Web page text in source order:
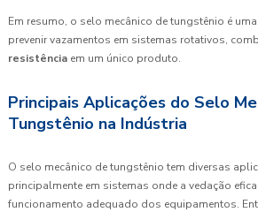
Em resumo, o selo mecânico de tungstênio é
prevenir vazamentos em sistemas rotativos,
resistência em um único produto.
Principais Aplicações do Selo
Tungstênio na Indústria
O selo mecânico de tungstênio tem diversas
principalmente em sistemas onde a vedação
funcionamento adequado dos equipamentos.